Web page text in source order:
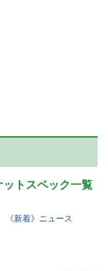
トスペック一覧
《新着》ニュース